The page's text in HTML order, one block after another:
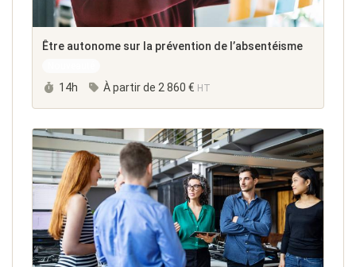
Être autonome sur la prévention de l’absentéisme
Durée :
14h À partir de 2 860 € HT